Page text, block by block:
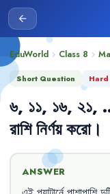
arrow_back
EduWorld chevron_right Class 8 chevron_right
Short Question Hard
৬, ১১, ১৬, ২১,
রাশি নির্ণয় করো।
ANSWER